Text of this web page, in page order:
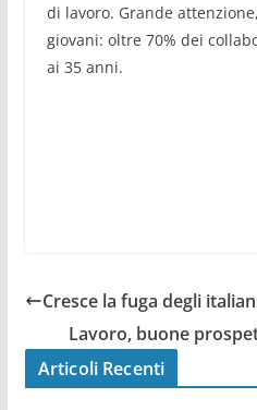
di lavoro. Grande
giovani: oltre 70% dei
ai 35 anni.
Cresce la fuga degli
Lavoro, buone
Articoli Recenti